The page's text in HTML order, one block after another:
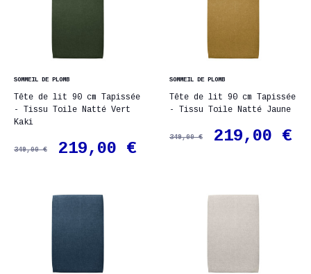
SOMMEIL DE PLOMB
Tête de lit 90 cm Tapissée
- Tissu Toile Natté Vert
Kaki
349,00 € 219,00 €
SOMMEIL DE PLOMB
Tête de lit 90 cm Tapissée
- Tissu Toile Natté Jaune
349,00 € 219,00 €